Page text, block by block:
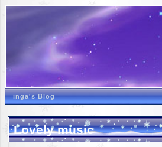
inga's Blog
Lovely music